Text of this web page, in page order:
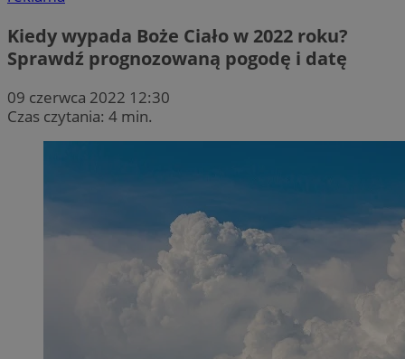
Kiedy wypada Boże Ciało w 2022 roku?
Sprawdź prognozowaną pogodę i datę
09 czerwca 2022 12:30
Czas czytania: 4 min.